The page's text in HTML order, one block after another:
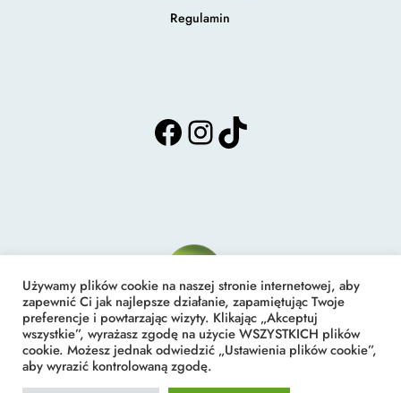
Studio Nefra Edyta Gelo
Podologia i Kosmetyka
Lubartów
Regulamin
F
a
o
k
In
r
a
m
T
i
Używamy plików cookie na naszej stronie internetowej, aby
zapewnić Ci jak najlepsze działanie, zapamiętując Twoje
preferencje i powtarzając wizyty. Klikając „Akceptuj
wszystkie”, wyrażasz zgodę na użycie WSZYSTKICH plików
cookie. Możesz jednak odwiedzić „Ustawienia plików cookie”,
aby wyrazić kontrolowaną zgodę.